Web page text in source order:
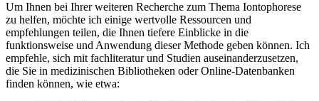
Um Ihnen⁤ bei Ihrer weiteren⁤ Recherche‌ zum ​Thema Iontophorese
zu helfen, ​möchte‍ ich einige wertvolle Ressourcen und
empfehlungen teilen, die Ihnen tiefere Einblicke in⁤ die
funktionsweise ⁣und Anwendung dieser Methode geben können. ‌Ich
empfehle, ‍sich mit fachliteratur und Studien auseinanderzusetzen, ​
die Sie in medizinischen Bibliotheken oder Online-Datenbanken
finden können, wie ⁤etwa: